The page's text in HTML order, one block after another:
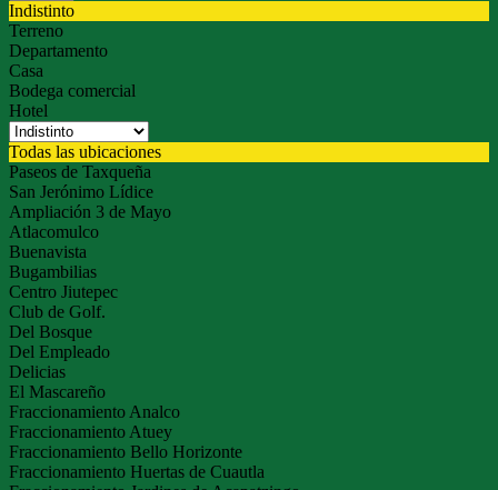
Indistinto
Terreno
Departamento
Casa
Bodega comercial
Hotel
Todas las ubicaciones
Paseos de Taxqueña
San Jerónimo Lídice
Ampliación 3 de Mayo
Atlacomulco
Buenavista
Bugambilias
Centro Jiutepec
Club de Golf.
Del Bosque
Del Empleado
Delicias
El Mascareño
Fraccionamiento Analco
Fraccionamiento Atuey
Fraccionamiento Bello Horizonte
Fraccionamiento Huertas de Cuautla